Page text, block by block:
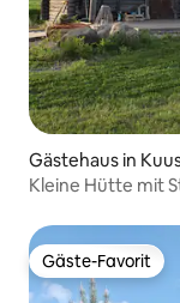
Gästehaus in
Kleine Hütte mit
Gäste-Favorit
Gäste-Favorit